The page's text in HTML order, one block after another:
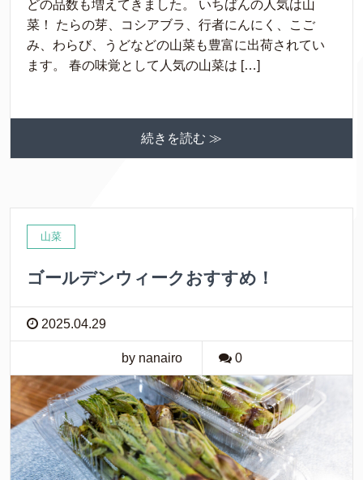
どの品数も増えてきました。 いちばんの人気は山
菜！ たらの芽、コシアブラ、行者にんにく、こご
み、わらび、うどなどの山菜も豊富に出荷されてい
ます。 春の味覚として人気の山菜は […]
続きを読む ≫
山菜
ゴールデンウィークおすすめ！
2025.04.29
by nanairo 0